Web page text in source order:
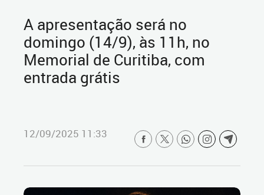
A apresentação será no
domingo (14/9), às 11h, no
Memorial de Curitiba, com
entrada grátis
12/09/2025 11:33